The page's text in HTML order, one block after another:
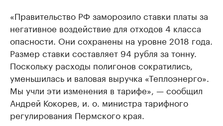
«Правительство РФ заморозило ставки платы за
негативное воздействие для отходов 4 класса
опасности. Они сохранены на уровне 2018 года.
Размер ставки составляет 94 рубля за тонну.
Поскольку расходы полигонов сократились,
уменьшилась и валовая выручка «Теплоэнерго».
Мы учли эти изменения в тарифе», — сообщил
Андрей Кокорев, и. о. министра тарифного
регулирования Пермского края.